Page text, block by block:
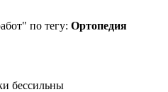
по тегу: Ортопедия
бессильны